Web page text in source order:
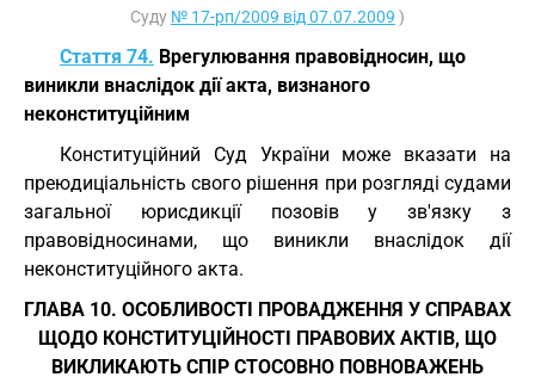
Суду № 17-рп/2009 від 07.07.2009 )
Стаття 74. Врегулювання правовідносин, що
виникли внаслідок дії акта, визнаного
неконституційним
Конституційний Суд України може вказати на
преюдиціальність свого рішення при розгляді судами
загальної юрисдикції позовів у зв'язку з
правовідносинами, що виникли внаслідок дії
неконституційного акта.
ГЛАВА 10. ОСОБЛИВОСТІ ПРОВАДЖЕННЯ У СПРАВАХ
ЩОДО КОНСТИТУЦІЙНОСТІ ПРАВОВИХ АКТІВ, ЩО
ВИКЛИКАЮТЬ СПІР СТОСОВНО ПОВНОВАЖЕНЬ